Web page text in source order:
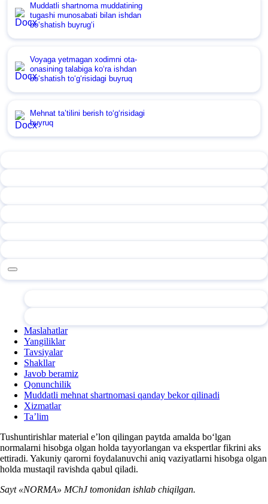
Muddatli shartnoma muddatining
tugashi munosabati bilan ishdan
boʻshatish buyrugʻi
Voyaga yetmagan хodimni ota-
onasining talabiga koʻra ishdan
boʻshatish toʻgʻrisidagi buyruq
Mehnat ta’tilini berish toʻgʻrisidagi
buyruq
Maslahatlar
Yangiliklar
Tavsiyalar
Shakllar
Javob beramiz
Qonunchilik
Muddatli mehnat shartnomasi qanday bekor qilinadi
Xizmatlar
Ta’lim
Tushuntirishlar material e’lon qilingan paytda amalda boʻlgan
normalarni hisobga olgan holda tayyorlangan va ekspertlar fikrini aks
ettiradi. Yakuniy qarorni foydalanuvchi aniq vaziyatlarni hisobga olgan
holda mustaqil ravishda qabul qiladi.
Sayt «NORMA» MChJ tomonidan ishlab chiqilgan.